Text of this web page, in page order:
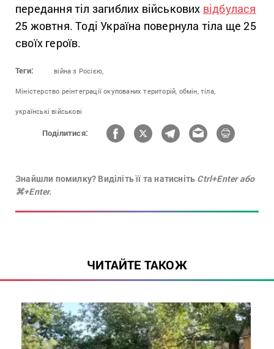
передання тіл загиблих військових відбулася
25 жовтня. Тоді Україна повернула тіла ще 25
своїх героїв.
Теги: війна з Росією,
Міністерство реінтеграції окупованих територій, обмін, тіла,
українські військові
Поділитися:
Знайшли помилку? Виділіть її та натисніть Ctrl+Enter або
⌘+Enter.
ЧИТАЙТЕ ТАКОЖ